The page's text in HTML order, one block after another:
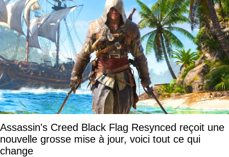
Assassin's Creed Black Flag Resynced reçoit une
nouvelle grosse mise à jour, voici tout ce qui
change